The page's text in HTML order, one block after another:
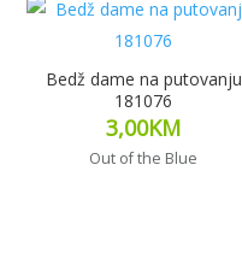
Bedž dame na putovanju
181076
3,00KM
Out of the Blue